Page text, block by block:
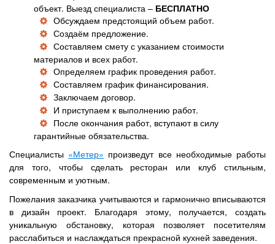
объект. Выезд специалиста – БЕСПЛАТНО
Обсуждаем предстоящий объем работ.
Создаём предложение.
Составляем смету с указанием стоимости
материалов и всех работ.
Определяем график проведения работ.
Составляем график финансирования.
Заключаем договор.
И приступаем к выполнению работ.
После окончания работ, вступают в силу
гарантийные обязательства.
Специалисты «Метер» произведут все необходимые работы
для того, чтобы сделать ресторан или клуб стильным,
современным и уютным.
Пожелания заказчика учитываются и гармонично вписываются
в дизайн проект. Благодаря этому, получается, создать
уникальную обстановку, которая позволяет посетителям
расслабиться и наслаждаться прекрасной кухней заведения.